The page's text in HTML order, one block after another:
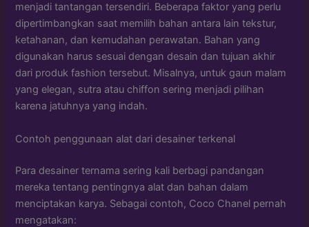
menjadi tantangan tersendiri. Beberapa faktor yang perlu
dipertimbangkan saat memilih bahan antara lain tekstur,
ketahanan, dan kemudahan perawatan. Bahan yang
digunakan harus sesuai dengan desain dan tujuan akhir
dari produk fashion tersebut. Misalnya, untuk gaun malam
yang elegan, sutra atau chiffon sering menjadi pilihan
karena jatuhnya yang indah.
Contoh penggunaan alat dari desainer terkenal
Para desainer ternama sering kali berbagi pandangan
mereka tentang pentingnya alat dan bahan dalam
menciptakan karya. Sebagai contoh, Coco Chanel pernah
mengatakan: